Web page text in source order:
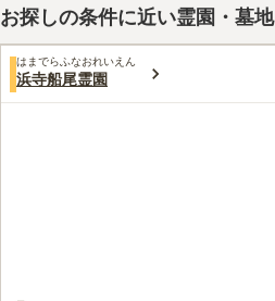
お探しの条件に近い霊園・墓地
はまでらふなおれいえん
浜寺船尾霊園